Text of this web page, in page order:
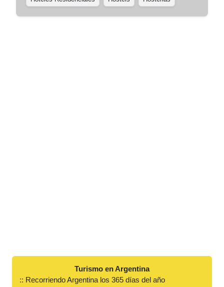
Turismo en Argentina
:: Recorriendo Argentina los 365 días del año